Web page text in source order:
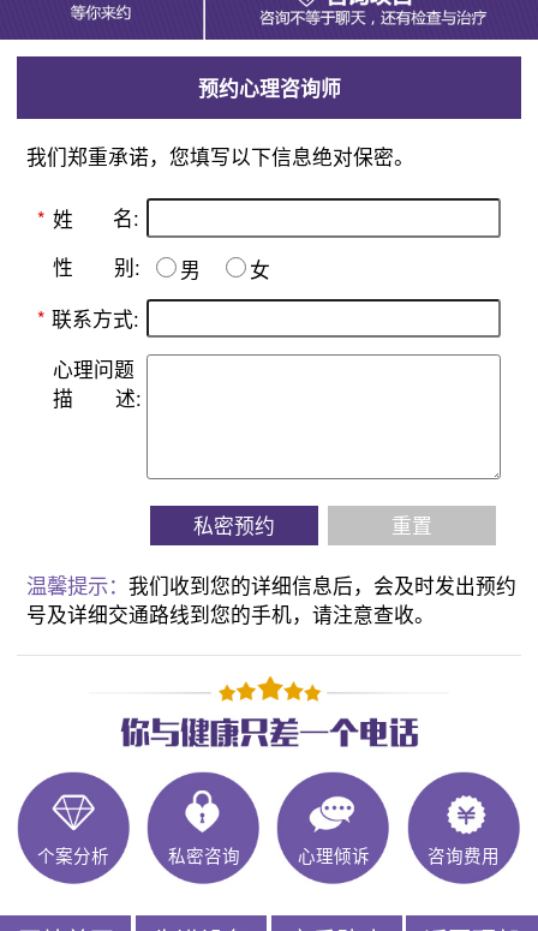
预约心理咨询师
我们郑重承诺，您填写以下信息绝对保密。
* 姓 名:
性 别: 男
女
* 联系方式:
心理问题
描
述:
私密预约 重置
温馨提示：我们收到您的详细信息后，会及时发出预约
号及详细交通路线到您的手机，请注意查收。
个案分析 私密咨询 心理倾诉 咨询费用